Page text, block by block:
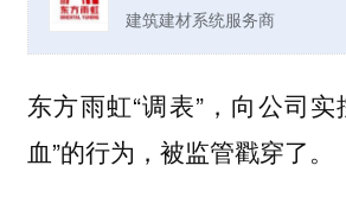
建筑建材系统服务商
东方雨虹“调表”，向公司
血”的行为，被监管戳穿了。